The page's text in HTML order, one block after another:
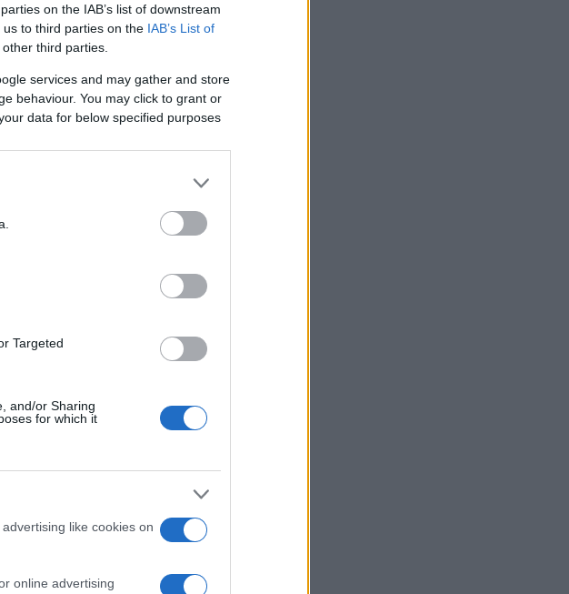
on the IAB’s list of downstream
to third parties on the IAB’s List of
third parties.
services and may gather and store
behaviour. You may click to grant or
data for below specified purposes
Targeted
and/or Sharing
for which it
like cookies on
online advertising